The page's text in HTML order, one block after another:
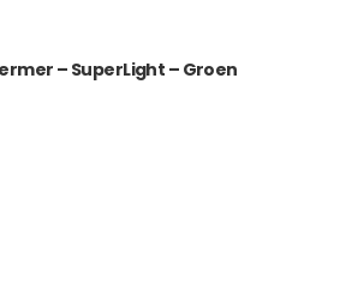
– SuperLight – Groen